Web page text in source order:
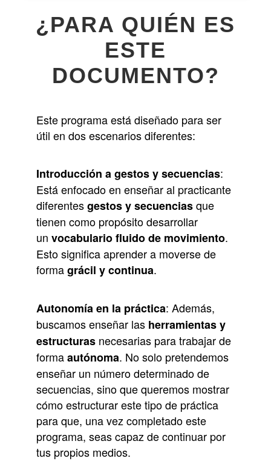
¿PARA QUIÉN ES
ESTE
DOCUMENTO?
Este programa está diseñado para ser
útil en dos escenarios diferentes:
Introducción a gestos y secuencias:
Está enfocado en enseñar al practicante
diferentesgestos y secuenciasque
tienen como propósito desarrollar
un vocabulario fluido de movimiento.
Esto significa aprender a moverse de
formagrácil y continua.
Autonomía en la práctica: Además,
buscamos enseñar las herramientas y
estructuras necesarias para trabajar de
formaautónoma. No solo pretendemos
enseñar un número determinado de
secuencias, sino que queremos mostrar
cómo estructurar este tipo de práctica
para que, una vez completado este
programa, seas capaz de continuar por
tus propios medios.